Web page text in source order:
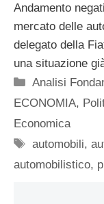
Andamento
mercato delle
delegato della
una situazione
Categorie
Analisi
ECONOMIA,
Economica
Tag
automobili,
automobilistico,